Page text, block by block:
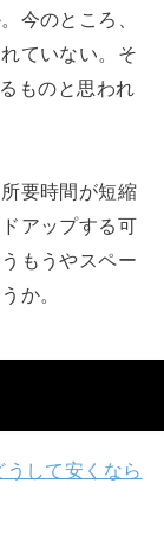
今のところ、
ていない。そ
ものと思われ
要時間が短縮
アップする可
もうやスペー
か。
うして安くなら